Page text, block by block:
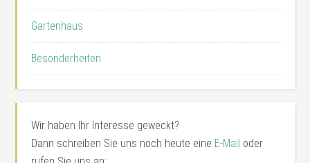
Gartenhaus
Besonderheiten
Wir haben Ihr Interesse geweckt?
Dann schreiben Sie uns noch heute eine E-Mail oder